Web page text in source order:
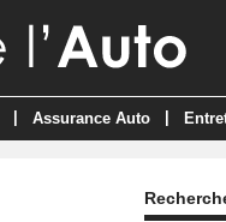
Assurance Auto